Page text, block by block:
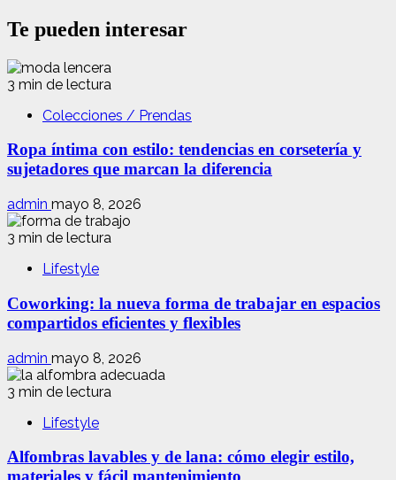
Te pueden interesar
3 min de lectura
Colecciones / Prendas
Ropa íntima con estilo: tendencias en corsetería y
sujetadores que marcan la diferencia
admin mayo 8, 2026
3 min de lectura
Lifestyle
Coworking: la nueva forma de trabajar en espacios
compartidos eficientes y flexibles
admin mayo 8, 2026
3 min de lectura
Lifestyle
Alfombras lavables y de lana: cómo elegir estilo,
materiales y fácil mantenimiento